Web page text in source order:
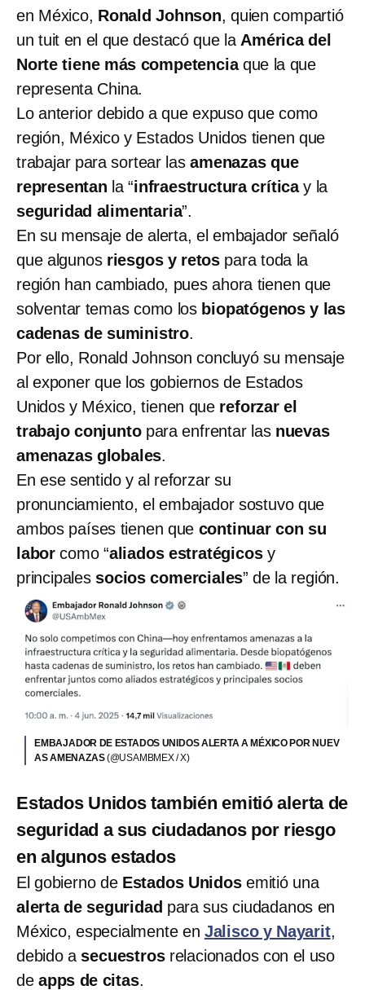
en México, Ronald Johnson, quien compartió
un tuit en el que destacó que la América del
Norte tiene más competenciaque la que
representa China.
Lo anterior debido a que expuso que como
región, México y Estados Unidos tienen que
trabajar para sortear lasamenazas que
representan la “infraestructura críticay la
seguridad alimentaria”.
En su mensaje de alerta, el embajador señaló
que algunos riesgos y retos para toda la
región han cambiado, pues ahora tienen que
solventar temas como los biopatógenos y las
cadenas de suministro.
Por ello, Ronald Johnson concluyó su mensaje
al exponer que los gobiernos de Estados
Unidos y México, tienen que reforzar el
trabajo conjuntopara enfrentar las nuevas
amenazas globales.
En ese sentido y al reforzar su
pronunciamiento, el embajador sostuvo que
ambos países tienen que continuar con su
labor como “aliados estratégicosy
principalessocios comerciales” de la región.
EMBAJADOR DE ESTADOS UNIDOS ALERTA A MÉXICO POR NUEV
AS AMENAZAS(@USAMBMEX / X)
Estados Unidos también emitió alerta de
seguridad a sus ciudadanos por riesgo
en algunos estados
El gobierno de Estados Unidosemitió una
alerta de seguridad para sus ciudadanos en
México, especialmente en Jalisco y Nayarit,
debido a secuestrosrelacionados con el uso
de apps de citas.